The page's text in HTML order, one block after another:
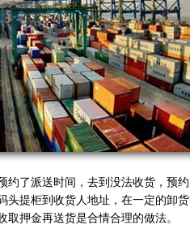
了派送时间，去到没法收货，预
头提柜到收货人地址，在一定的卸
押金再送货是合情合理的做法。